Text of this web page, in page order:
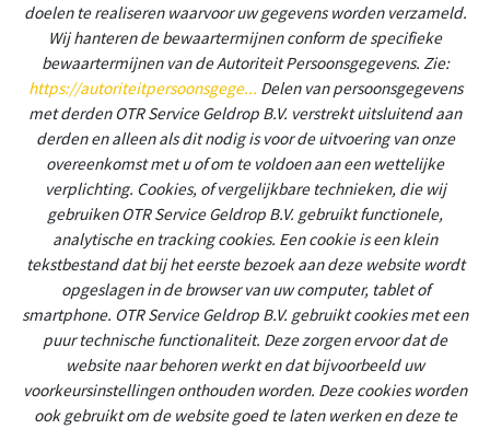
doelen te realiseren waarvoor uw gegevens worden verzameld.
Wij hanteren de bewaartermijnen conform de specifieke
bewaartermijnen van de Autoriteit Persoonsgegevens. Zie:
https://autoriteitpersoonsgege... Delen van persoonsgegevens
met derden OTR Service Geldrop B.V. verstrekt uitsluitend aan
derden en alleen als dit nodig is voor de uitvoering van onze
overeenkomst met u of om te voldoen aan een wettelijke
verplichting. Cookies, of vergelijkbare technieken, die wij
gebruiken OTR Service Geldrop B.V. gebruikt functionele,
analytische en tracking cookies. Een cookie is een klein
tekstbestand dat bij het eerste bezoek aan deze website wordt
opgeslagen in de browser van uw computer, tablet of
smartphone. OTR Service Geldrop B.V. gebruikt cookies met een
puur technische functionaliteit. Deze zorgen ervoor dat de
website naar behoren werkt en dat bijvoorbeeld uw
voorkeursinstellingen onthouden worden. Deze cookies worden
ook gebruikt om de website goed te laten werken en deze te